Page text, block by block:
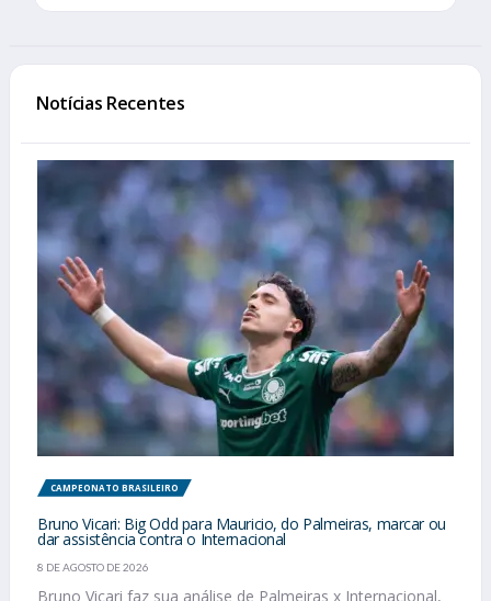
Notícias Recentes
CAMPEONATO BRASILEIRO
Bruno Vicari: Big Odd para Mauricio, do Palmeiras, marcar ou
dar assistência contra o Internacional
8 DE AGOSTO DE 2026
Bruno Vicari faz sua análise de Palmeiras x Internacional,